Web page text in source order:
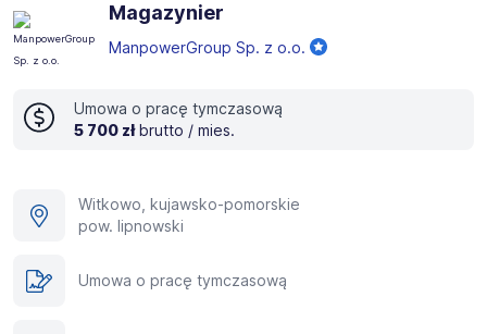
Magazynier
ManpowerGroup Sp. z o.o.
Umowa o pracę tymczasową
5 700 zł brutto / mies.
Witkowo, kujawsko-pomorskie
pow. lipnowski
Umowa o pracę tymczasową